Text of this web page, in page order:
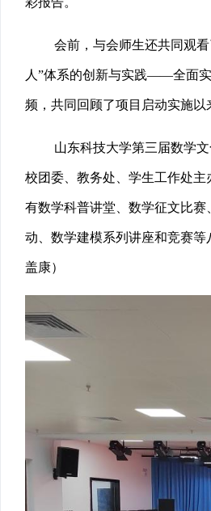
会前，与会师生还共同观
人”体系的创新与实践——全面
频，共同回顾了项目启动实施以
山东科技大学第三届数学
校团委、教务处、学生工作处
有数学科普讲堂、数学征文比
动、数学建模系列讲座和竞赛等
盖康）